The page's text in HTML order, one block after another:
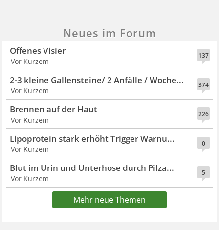
Neues im Forum
137
Offenes Visier
Vor Kurzem
374
2-3 kleine Gallensteine/ 2 Anfälle / Woche...
Vor Kurzem
226
Brennen auf der Haut
Vor Kurzem
0
Lipoprotein stark erhöht Trigger Warnu...
Vor Kurzem
5
Blut im Urin und Unterhose durch Pilza...
Vor Kurzem
Mehr neue Themen